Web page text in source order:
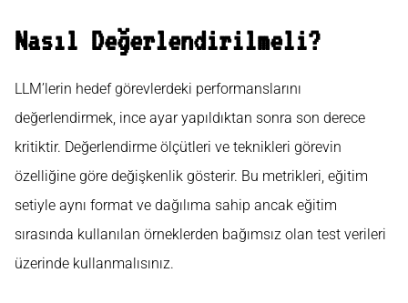
Nasıl Değerlendirilmeli?
LLM’lerin hedef görevlerdeki performanslarını
değerlendirmek, ince ayar yapıldıktan sonra son derece
kritiktir. Değerlendirme ölçütleri ve teknikleri görevin
özelliğine göre değişkenlik gösterir. Bu metrikleri, eğitim
setiyle aynı format ve dağılıma sahip ancak eğitim
sırasında kullanılan örneklerden bağımsız olan test verileri
üzerinde kullanmalısınız.